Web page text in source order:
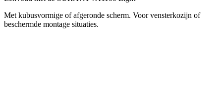
Met kubusvormige of afgeronde scherm. Voor vensterkozijn of
beschermde montage situaties.